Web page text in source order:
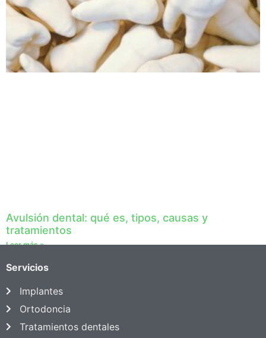
Avulsión dental: qué es, tipos, causas y
tratamientos
Leer más »
Servicios
Implantes
Ortodoncia
Tratamientos dentales